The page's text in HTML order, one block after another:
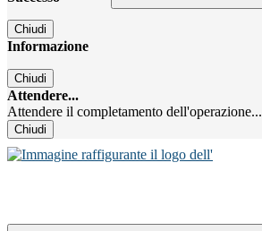
Chiudi
Informazione
Chiudi
Attendere...
Attendere il completamento dell'operazione...
Chiudi